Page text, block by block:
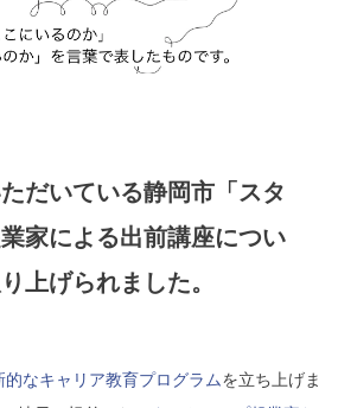
だいている静岡市「スタ
家による出前講座につい
上げられました。
的なキャリア教育プログラムを立ち上げま